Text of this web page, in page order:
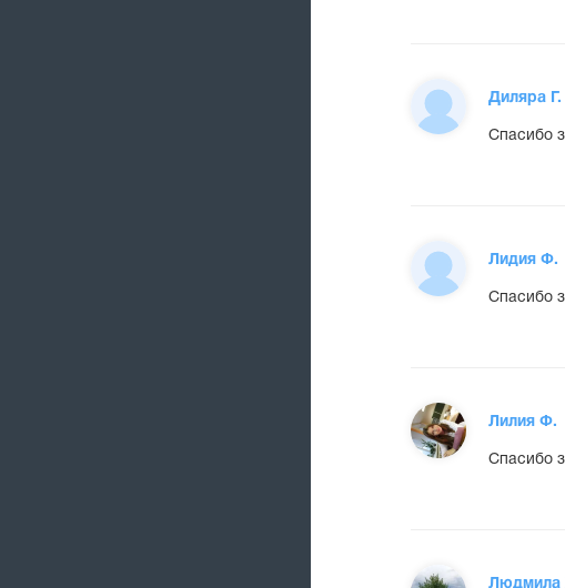
Диляра Г.
Спасибо
Лидия Ф.
Спасибо
Лилия Ф.
Спасибо